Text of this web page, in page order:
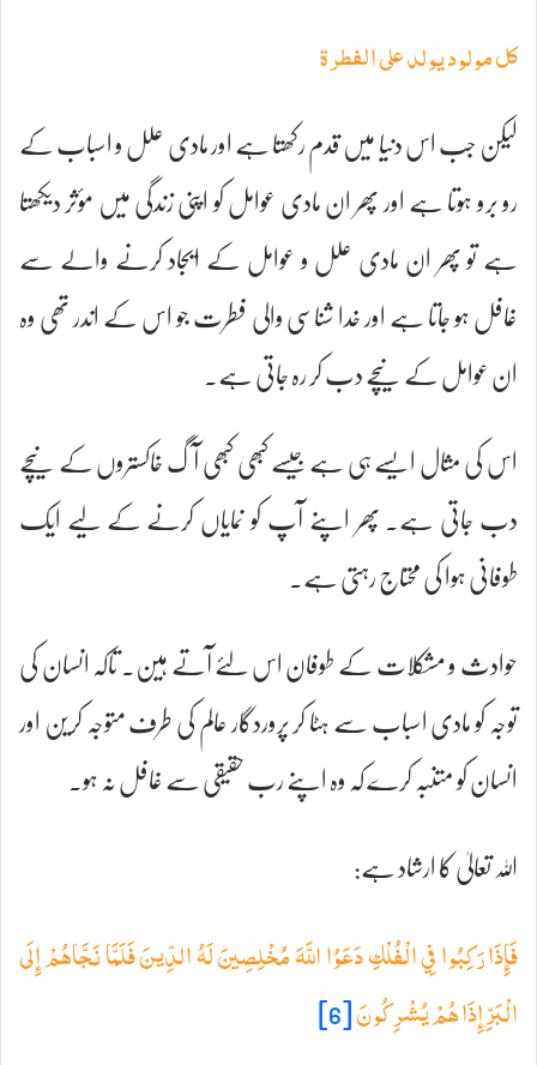
کل مولود یولد علی الفطرۃ
لیکن جب اس دنیا میں قدم رکھتا ہے اور مادی علل و اسباب کے
رو برو ہوتا ہے اور پھر ان مادی عوامل کو اپنی زندگی میں مؤثر دیکھتا
ہے تو پھر ان مادی علل و عوامل کے ایجاد کرنے والے سے
غافل ہو جاتا ہے اور خدا شناسی والی فطرت جو اس کے اندر تھی وہ
ان عوامل کے نیچے دب کر رہ جاتی ہے۔
اس کی مثال ایسے ہی ہے جیسے کبھی کبھی آگ خاکستروں کے نیچے
دب جاتی ہے۔ پھر اپنے آپ کو نمایاں کرنے کے لیے ایک
طوفانی ہوا کی محتاج رہتی ہے۔
حوادث و مشکلات کے طوفان اس لئے آتے ہین. تاکہ انسان کی
توجہ کو مادی اسباب سے ہٹا کر پروردگار عالم کی طرف متوجہ کرین اور
انسان کو متنبہ کرے کہ وہ اپنے رب حقیقی سے غافل نہ ہو۔
اللہ تعالیٰ کا ارشاد ہے:
فَإِذَا رَكِبُوا فِي الْفُلْكِ دَعَوُا اللَّهَ مُخْلِصِينَ لَهُ الدِّينَ فَلَمَّا نَجَّاهُمْ إِلَى
الْبَرِّ إِذَا هُمْ يُشْرِكُونَ[6]